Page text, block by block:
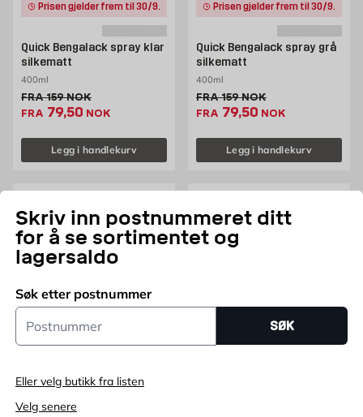
Skriv inn postnummeret ditt
for å se sortimentet og
lagersaldo
Søk etter postnummer
Postnummer
SØK
Eller velg butikk fra listen
Velg senere
Prisen gjelder frem til 30/9.
Quick Bengalack spray klar
silkematt
400ml
FRAGammel pris 159 NOK /stk
159NOK
FRA Ekstrapris 79.5 NOK /stk
79,50 NOK
Legg i handlekurv
Prisen gjelder frem til 30/9.
Quick Bengalack spray grå
silkematt
400ml
FRAGammel pris 159 NOK /stk
159NOK
FRA Ekstrapris 79.5 NOK
79,50 NOK
Legg i handlekurv
50%
blank